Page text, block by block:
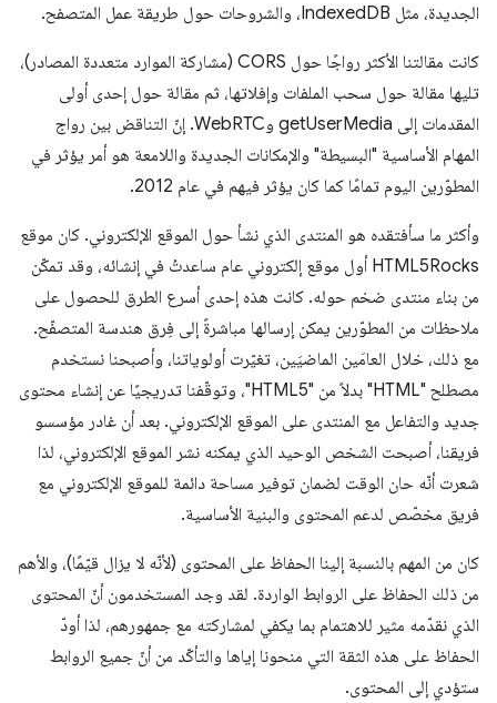
الجديدة، مثل IndexedDB، والشروحات حول طريقة عمل المتصفح.
كانت مقالتنا الأكثر رواجًا حول CORS (مشاركة الموارد متعددة المصادر)،
تليها مقالة حول سحب الملفات وإفلاتها، ثم مقالة حول إحدى أولى
المقدمات إلى getUserMedia وWebRTC. إنّ التناقض بين رواج
المهام الأساسية "البسيطة" والإمكانات الجديدة واللامعة هو أمر يؤثر في
المطوّرين اليوم تمامًا كما كان يؤثر فيهم في عام 2012.
وأكثر ما سأفتقده هو المنتدى الذي نشأ حول الموقع الإلكتروني. كان موقع
HTML5Rocks أول موقع إلكتروني عام ساعدتُ في إنشائه، وقد تمكّن
من بناء منتدى ضخم حوله. كانت هذه إحدى أسرع الطرق للحصول على
ملاحظات من المطوّرين يمكن إرسالها مباشرةً إلى فِرق هندسة المتصفّح.
مع ذلك، خلال العامَين الماضيَين، تغيّرت أولوياتنا، وأصبحنا نستخدم
مصطلح "HTML" بدلاً من "HTML5"، وتوقّفنا تدريجيًا عن إنشاء محتوى
جديد والتفاعل مع المنتدى على الموقع الإلكتروني. بعد أن غادر مؤسسو
فريقنا، أصبحت الشخص الوحيد الذي يمكنه نشر الموقع الإلكتروني، لذا
شعرت أنّه حان الوقت لضمان توفير مساحة دائمة للموقع الإلكتروني مع
فريق مخصّص لدعم المحتوى والبنية الأساسية.
كان من المهم بالنسبة إلينا الحفاظ على المحتوى (لأنّه لا يزال قيّمًا)، والأهم
من ذلك الحفاظ على الروابط الواردة. لقد وجد المستخدمون أنّ المحتوى
الذي نقدّمه مثير للاهتمام بما يكفي لمشاركته مع جمهورهم، لذا أودّ
الحفاظ على هذه الثقة التي منحونا إياها والتأكّد من أنّ جميع الروابط
ستؤدي إلى المحتوى.